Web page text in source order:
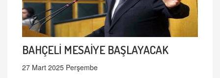
BAHÇELİ MESAİYE BAŞLAYACAK
27 Mart 2025 Perşembe